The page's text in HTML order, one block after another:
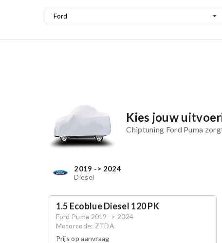
Ford
Kies jouw
Chiptuning Ford Puma
2019 -> 2024
Diesel
1.5 Ecoblue Diesel 120 PK
Ford Puma 2019 -> 2024
Motorcode: ZTDA
Prijs op aanvraag